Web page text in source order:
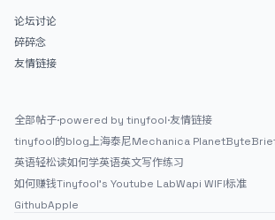
论坛讨论
碎碎念
友情链接
全部帖子·powered by tinyfool·友情链接
tinyfool的blog上海泰尼Mechanica Planet
英语轻松读如何学英语英文写作练习
如何赚钱Tinyfool's Youtube LabWapi WIFI标准
GithubApple